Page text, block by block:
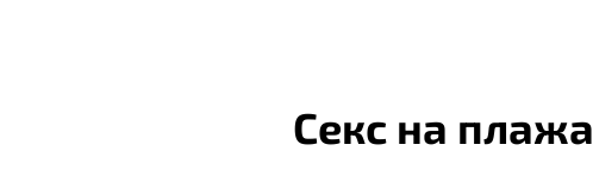
Секс на плажа